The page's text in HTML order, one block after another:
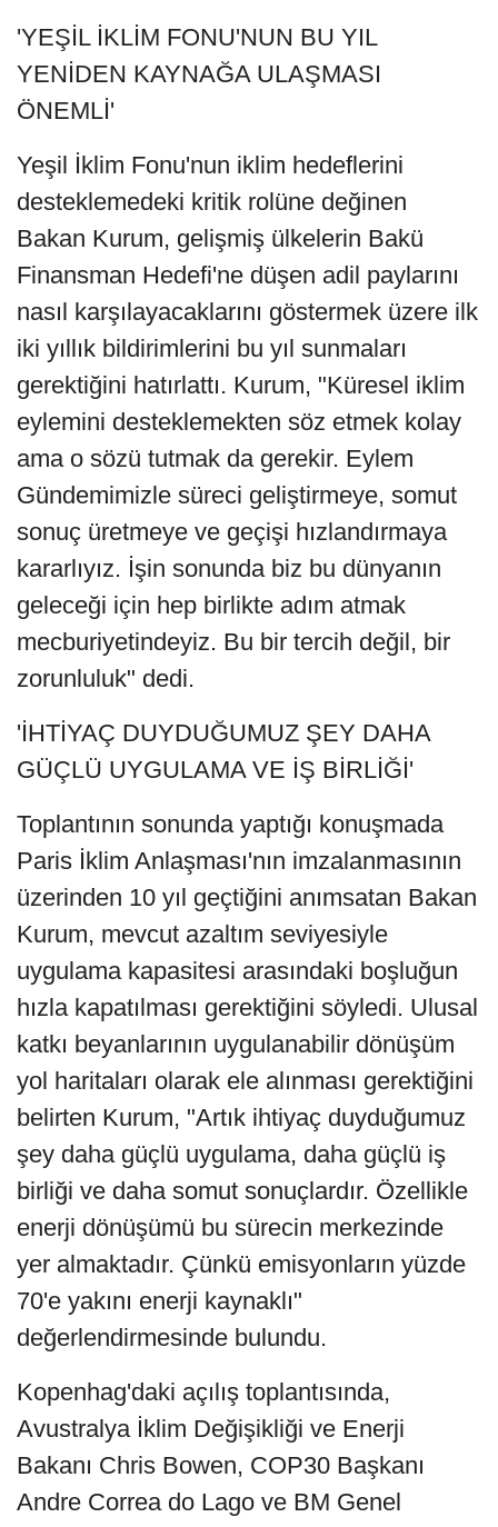
'YEŞİL İKLİM FONU'NUN BU YIL
YENİDEN KAYNAĞA ULAŞMASI
ÖNEMLİ'
Yeşil İklim Fonu'nun iklim hedeflerini
desteklemedeki kritik rolüne değinen
Bakan Kurum, gelişmiş ülkelerin Bakü
Finansman Hedefi'ne düşen adil paylarını
nasıl karşılayacaklarını göstermek üzere ilk
iki yıllık bildirimlerini bu yıl sunmaları
gerektiğini hatırlattı. Kurum, "Küresel iklim
eylemini desteklemekten söz etmek kolay
ama o sözü tutmak da gerekir. Eylem
Gündemimizle süreci geliştirmeye, somut
sonuç üretmeye ve geçişi hızlandırmaya
kararlıyız. İşin sonunda biz bu dünyanın
geleceği için hep birlikte adım atmak
mecburiyetindeyiz. Bu bir tercih değil, bir
zorunluluk" dedi.
'İHTİYAÇ DUYDUĞUMUZ ŞEY DAHA
GÜÇLÜ UYGULAMA VE İŞ BİRLİĞİ'
Toplantının sonunda yaptığı konuşmada
Paris İklim Anlaşması'nın imzalanmasının
üzerinden 10 yıl geçtiğini anımsatan Bakan
Kurum, mevcut azaltım seviyesiyle
uygulama kapasitesi arasındaki boşluğun
hızla kapatılması gerektiğini söyledi. Ulusal
katkı beyanlarının uygulanabilir dönüşüm
yol haritaları olarak ele alınması gerektiğini
belirten Kurum, "Artık ihtiyaç duyduğumuz
şey daha güçlü uygulama, daha güçlü iş
birliği ve daha somut sonuçlardır. Özellikle
enerji dönüşümü bu sürecin merkezinde
yer almaktadır. Çünkü emisyonların yüzde
70'e yakını enerji kaynaklı"
değerlendirmesinde bulundu.
Kopenhag'daki açılış toplantısında,
Avustralya İklim Değişikliği ve Enerji
Bakanı Chris Bowen, COP30 Başkanı
Andre Correa do Lago ve BM Genel